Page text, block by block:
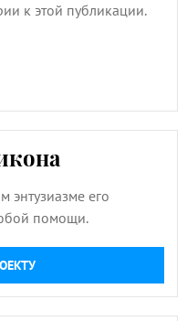
к этой публикации.
энтузиазме его
помощи.